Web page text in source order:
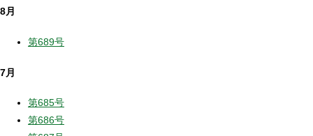
8月
第689号
7月
第685号
第686号